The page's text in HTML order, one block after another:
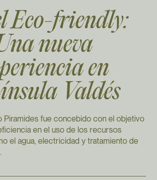
Eco-friendly:
nueva
en
Valdés
Piramides fue concebido con el objetivo
en el uso de los recursos
el agua, electricidad y tratamiento de